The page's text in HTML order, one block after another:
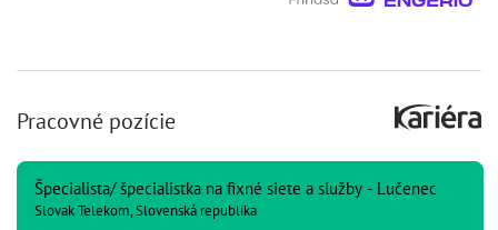
Pracovné pozície
Špecialista/ špecialistka na fixné siete a služby - Lučenec
Slovak Telekom, Slovenská republika